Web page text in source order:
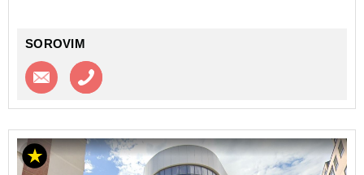
SOROVIM
Contacter l'agence